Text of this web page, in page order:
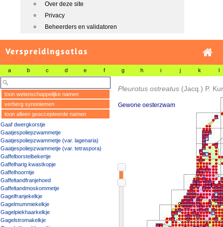
Over deze site
Privacy
Beheerders en validatoren
Verspreidingsatlas
a b c d e f g h i j k l
toon wetenschappelijke namen
verberg synoniemen
toon alleen geaccepteerde namen
Gaaf dwergkorstje
Gaatjespoliepzwammetje
Gaatjespoliepzwammetje (var. lagenaria)
Gaatjespoliepzwammetje (var. tetraspora)
Gaffelborstelbekertje
Gaffelharig kwastkopje
Gaffelhoorntje
Gaffeltandfranjehoed
Gaffeltandmoskommetje
Gagelfranjekelkje
Gagelmummiekelkje
Gagelpiekhaarkelkje
Gagelstromakelkje
Pleurotus ostreatus (Jacq.) P.
Gewone oesterzwam